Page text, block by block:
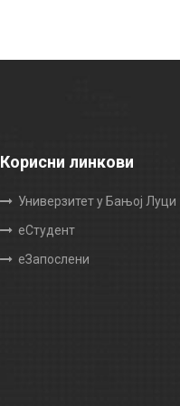
Корисни линкови
Универзитет у Бањој Луци
еСтудент
еЗапослени